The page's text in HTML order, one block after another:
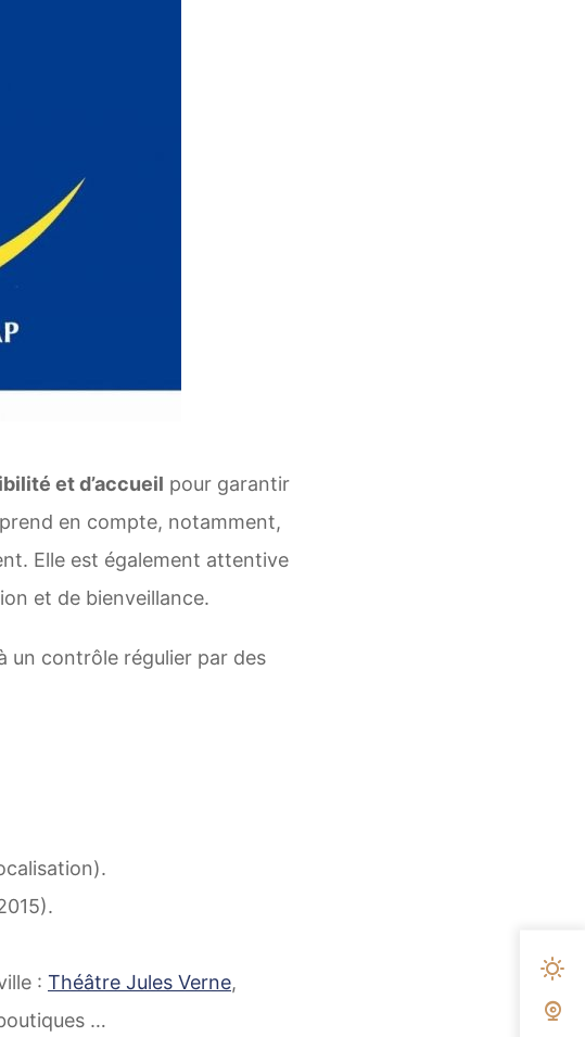
et d’accueil pour garantir
en compte, notamment,
Elle est également attentive
et de bienveillance.
un contrôle régulier par des
: Théâtre Jules Verne,
…